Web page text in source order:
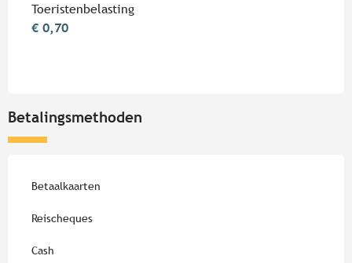
Toeristenbelasting
€ 0,70
Betalingsmethoden
Betaalkaarten
Reischeques
Cash